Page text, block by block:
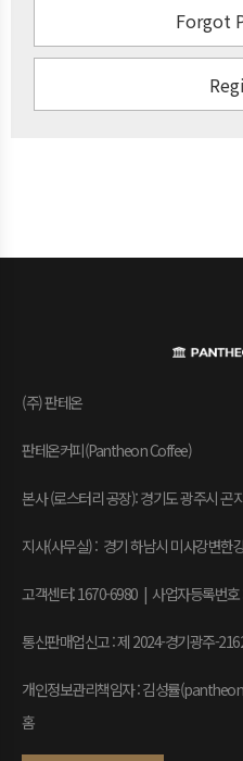
Forgot
(주) 판테온
판테온커피(Pantheon Coffee)
본사 (로스터리 공장): 경기도 광주시 곤
지사(사무실) : 경기 하남시 미사강변한
고객센터: 1670-6980 | 사업자등록번
통신판매업신고 : 제 2024-경기광주-
개인정보관리책임자 : 김성률
홈